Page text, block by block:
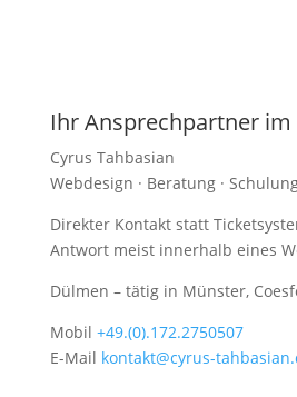
Ihr Ansprechpartner
Cyrus Tahbasian
Webdesign · Beratung ·
Direkter Kontakt statt
Antwort meist innerhalb eines
Dülmen – tätig in Münster,
Mobil +49.(0).172.2750507
E-Mail kontakt@cyrus-